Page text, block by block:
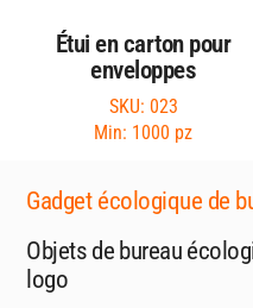
Étui en carton pour
enveloppes
SKU: 023
Min: 1000 pz
Gadget écologique de
Objets de bureau
logo